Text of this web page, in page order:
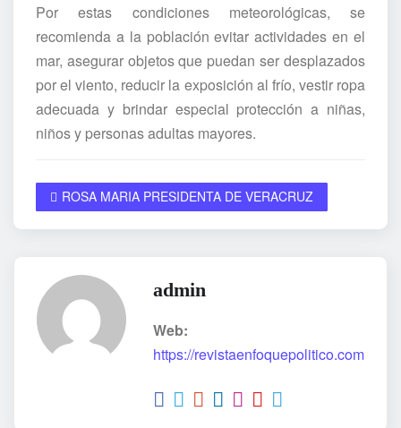
Por estas condiciones meteorológicas, se
recomienda a la población evitar actividades en el
mar, asegurar objetos que puedan ser desplazados
por el viento, reducir la exposición al frío, vestir ropa
adecuada y brindar especial protección a niñas,
niños y personas adultas mayores.
ROSA MARIA PRESIDENTA DE VERACRUZ
admin
Web:
https://revistaenfoquepolitico.com